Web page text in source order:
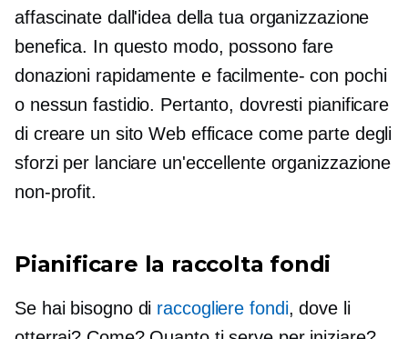
affascinate dall'idea della tua organizzazione
benefica. In questo modo, possono fare
donazioni rapidamente e facilmente- con pochi
o nessun fastidio. Pertanto, dovresti pianificare
di creare un sito Web efficace come parte degli
sforzi per lanciare un'eccellente organizzazione
non-profit.
Pianificare la raccolta fondi
Se hai bisogno di raccogliere fondi, dove li